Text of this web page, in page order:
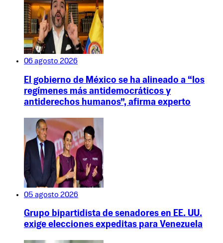
06 agosto 2026
El gobierno de México se ha alineado a “los
regímenes más antidemocráticos y
antiderechos humanos”, afirma experto
05 agosto 2026
Grupo bipartidista de senadores en EE. UU.
exige elecciones expeditas para Venezuela